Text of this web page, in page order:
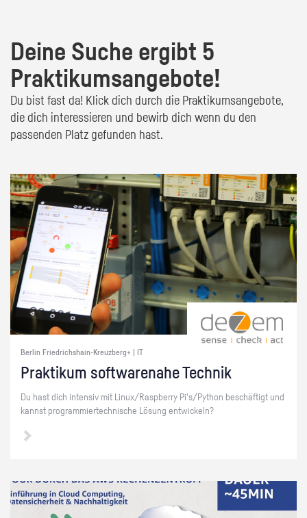
Deine Suche ergibt 5
Praktikumsangebote!
Du bist fast da! Klick dich durch die Praktikumsangebote,
die dich interessieren und bewirb dich wenn du den
passenden Platz gefunden hast.
Berlin Friedrichshain-Kreuzberg+ | IT
Prak­ti­kum soft­ware­na­he Tech­nik
Du hast dich in­ten­siv mit Linux/Raspber­ry Pi's/Py­thon be­schäf­tigt und
kannst pro­gram­mier­tech­ni­sche Lö­sung ent­wi­ckeln?